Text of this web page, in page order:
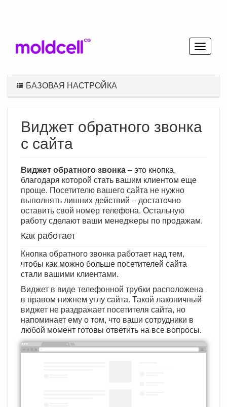
БАЗОВАЯ НАСТРОЙКА
Виджет обратного звонка
с сайта
Виджет обратного звонка – это кнопка,
благодаря которой стать вашим клиентом еще
проще. Посетителю вашего сайта не нужно
выполнять лишних действий – достаточно
оставить свой номер телефона. Остальную
работу сделают ваши менеджеры по продажам.
Как работает
Кнопка обратного звонка работает над тем,
чтобы как можно больше посетителей сайта
стали вашими клиентами.
Виджет в виде телефонной трубки расположена
в правом нижнем углу сайта. Такой лаконичный
виджет не раздражает посетителя сайта, но
напоминает ему о том, что ваши сотрудники в
любой момент готовы ответить на все вопросы.